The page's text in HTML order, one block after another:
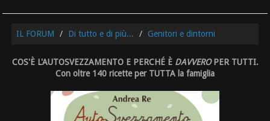
IL FORUM Di tutto e di più... Genitori e dintorni
COS'È L'AUTOSVEZZAMENTO E PERCHÉ È DAVVEROPER TUTTI.
Con oltre 140 ricette per TUTTA la famiglia